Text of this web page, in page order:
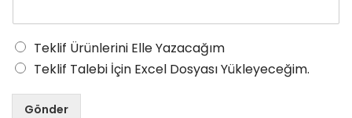
Teklif Ürünlerini Elle Yazacağım
Teklif Talebi İçin Excel Dosyası Yükleyeceğim.
Gönder